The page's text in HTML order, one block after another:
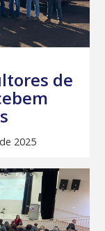
de
2025